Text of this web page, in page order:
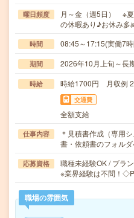
曜日頻度
月～金（週5日） ※
の休暇あり♪お休み多
時間 08:45～17:15(実働7
期間 2026年10月上旬～長
時給 時給1700円 月収例
交通費
全額支給
仕事内容
＊見積書作成（専用
書・依頼書のフォル
応募資格
職種未経験OK / ブラ
※業界経験は不問！
職場の雰囲気